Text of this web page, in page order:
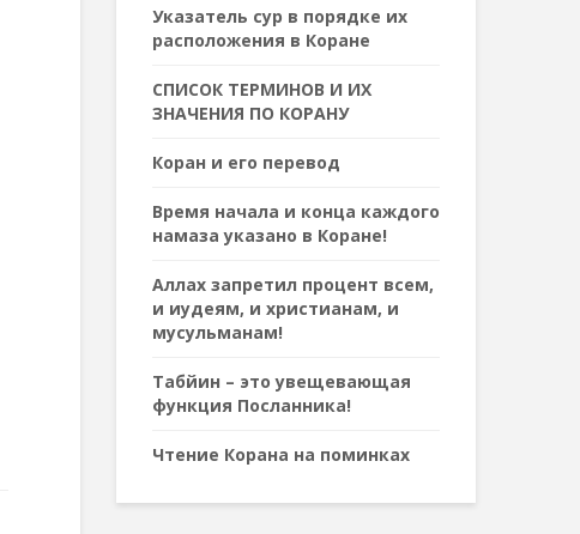
Указатель сур в порядке их
расположения в Коране
СПИСОК ТЕРМИНОВ И ИХ
ЗНАЧЕНИЯ ПО КОРАНУ
Коран и его перевод
Время начала и конца каждого
намаза указано в Коране!
Аллах запретил процент всем,
и иудеям, и христианам, и
мусульманам!
Табйин – это увещевающая
функция Посланника!
Чтение Корана на поминках